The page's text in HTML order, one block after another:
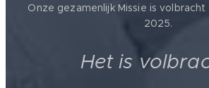
Onze gezamenlijk Missie is
2025.
Het is